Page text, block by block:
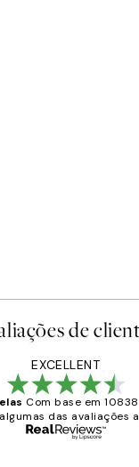
de
EXCELLENT
Com base em
das avaliações